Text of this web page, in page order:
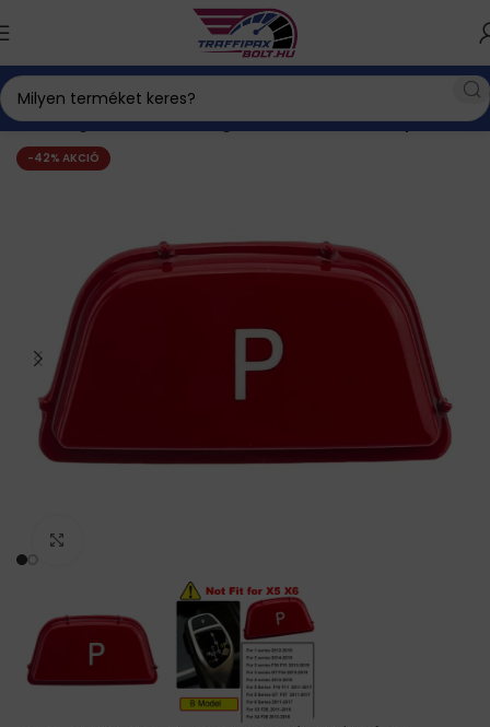
Autós kiegészítők BMW kiegészítők Gombok, kapcsolók
-42% AKCIÓ